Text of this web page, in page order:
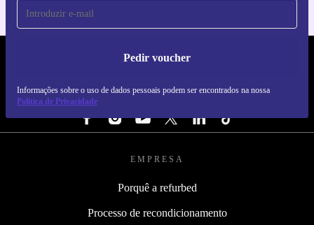
Pedir voucher
Informações sobre o uso de dados pessoais podem ser encontrados na nossa
Política de Privacidade
REFURBED PORTUGAL - RETHINK NEW.
SEGUE-NOS
EMPRESA
Porquê a refurbed
Processo de recondicionamento